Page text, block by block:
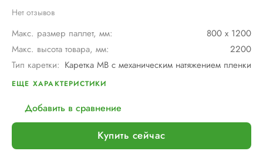
Нет отзывов
Макс. размер паллет, мм:
800 х 1200
Макс. высота товара, мм:
2200
Тип каретки: Каретка MB с механическим натяжением пленки
Скорость обмотки:
Мин. размер паллет, мм:
Тип питания:
220 В
Макс. вес рулона с пленкой, кг:
18
ЕЩЕ ХАРАКТЕРИСТИКИ
Добавить в сравнение
Купить сейчас